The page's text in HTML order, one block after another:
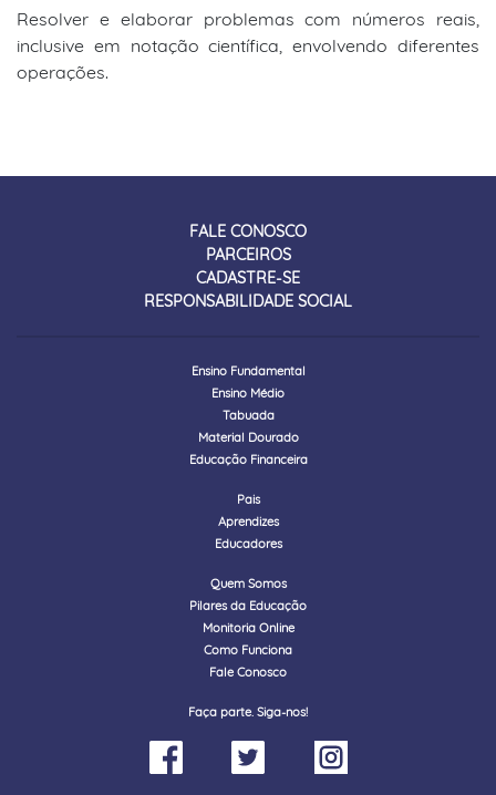
Resolver e elaborar problemas com números reais,
inclusive em notação científica, envolvendo diferentes
operações.
FALE CONOSCO
PARCEIROS
CADASTRE-SE
RESPONSABILIDADE SOCIAL
Ensino Fundamental
Ensino Médio
Tabuada
Material Dourado
Educação Financeira
Pais
Aprendizes
Educadores
Quem Somos
Pilares da Educação
Monitoria Online
Como Funciona
Fale Conosco
Faça parte. Siga-nos!